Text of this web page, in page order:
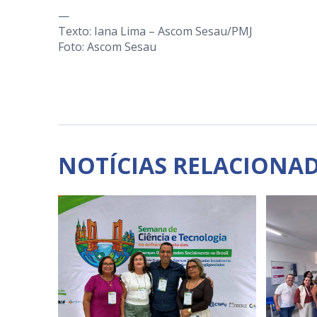
—
Texto: Iana Lima – Ascom Sesau/PMJ
Foto: Ascom Sesau
NOTÍCIAS